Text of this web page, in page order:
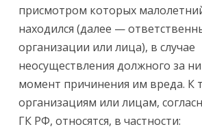
присмотром которых
находился (далее —
организации или лица), в случае
неосуществления должного за
момент причинения им вреда. К
организациям или лицам,
ГК РФ, относятся, в частности: